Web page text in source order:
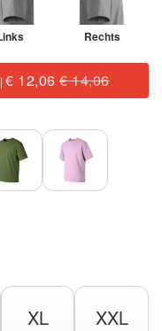
Rechts
|€ 12,06€ 14,06
XL XXL